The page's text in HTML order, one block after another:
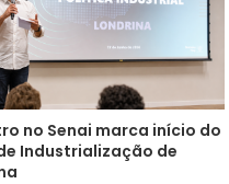
no Senai marca início do
Industrialização de